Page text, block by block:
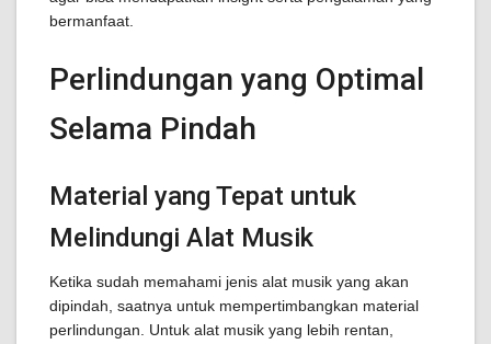
bermanfaat.
Perlindungan yang Optimal
Selama Pindah
Material yang Tepat untuk
Melindungi Alat Musik
Ketika sudah memahami jenis alat musik yang akan
dipindah, saatnya untuk mempertimbangkan material
perlindungan. Untuk alat musik yang lebih rentan,